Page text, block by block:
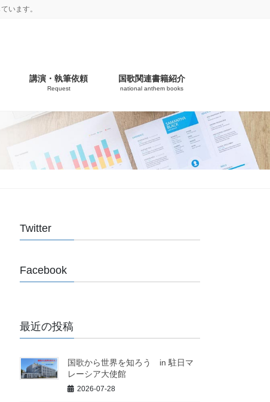
います。
講演・執筆依頼
Request
国歌関連書籍紹介
national anthem books
Twitter
Facebook
最近の投稿
国歌から世界を知ろう in 駐日マ
レーシア大使館
2026-07-28